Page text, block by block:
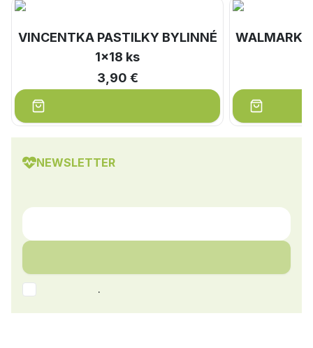
VINCENTKA PASTILKY BYLINNÉ
1x18 ks
3,90 €
WALMARK
NEWSLETTER
.